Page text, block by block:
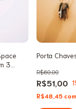
3
Porta
R$51,00
R$60,00
R$48,45 com